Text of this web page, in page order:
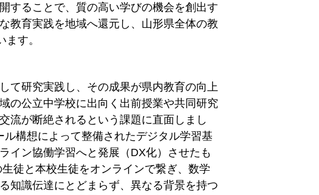
することで、質の高い学びの機会を創出す
教育実践を地域へ還元し、山形県全体の教
す。
て研究実践し、その成果が県内教育の向上
の公立中学校に出向く出前授業や共同研究
流が断絶されるという課題に直面しまし
構想によって整備されたデジタル学習基
イン協働学習へと発展（DX化）させたも
徒と本校生徒をオンラインで繋ぎ、数学
知識伝達にとどまらず、異なる背景を持つ